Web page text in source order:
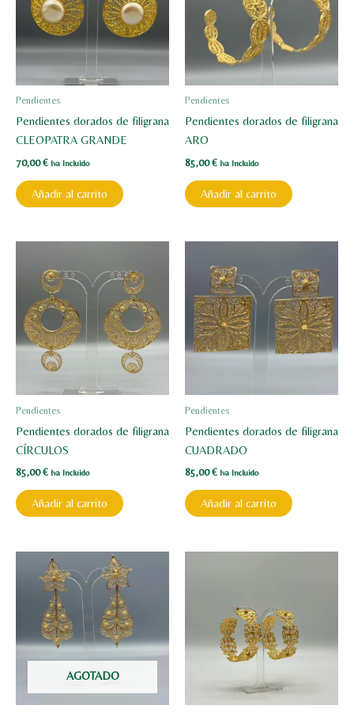
Pendientes
Pendientes dorados de filigrana
CLEOPATRA GRANDE
70,00€ Iva Incluido
Añadir al carrito
Pendientes
Pendientes dorados de filigrana
ARO
85,00€ Iva Incluido
Añadir al carrito
Pendientes
Pendientes dorados de filigrana
CÍRCULOS
85,00€ Iva Incluido
Añadir al carrito
Pendientes
Pendientes dorados de filigrana
CUADRADO
85,00€ Iva Incluido
Añadir al carrito
AGOTADO